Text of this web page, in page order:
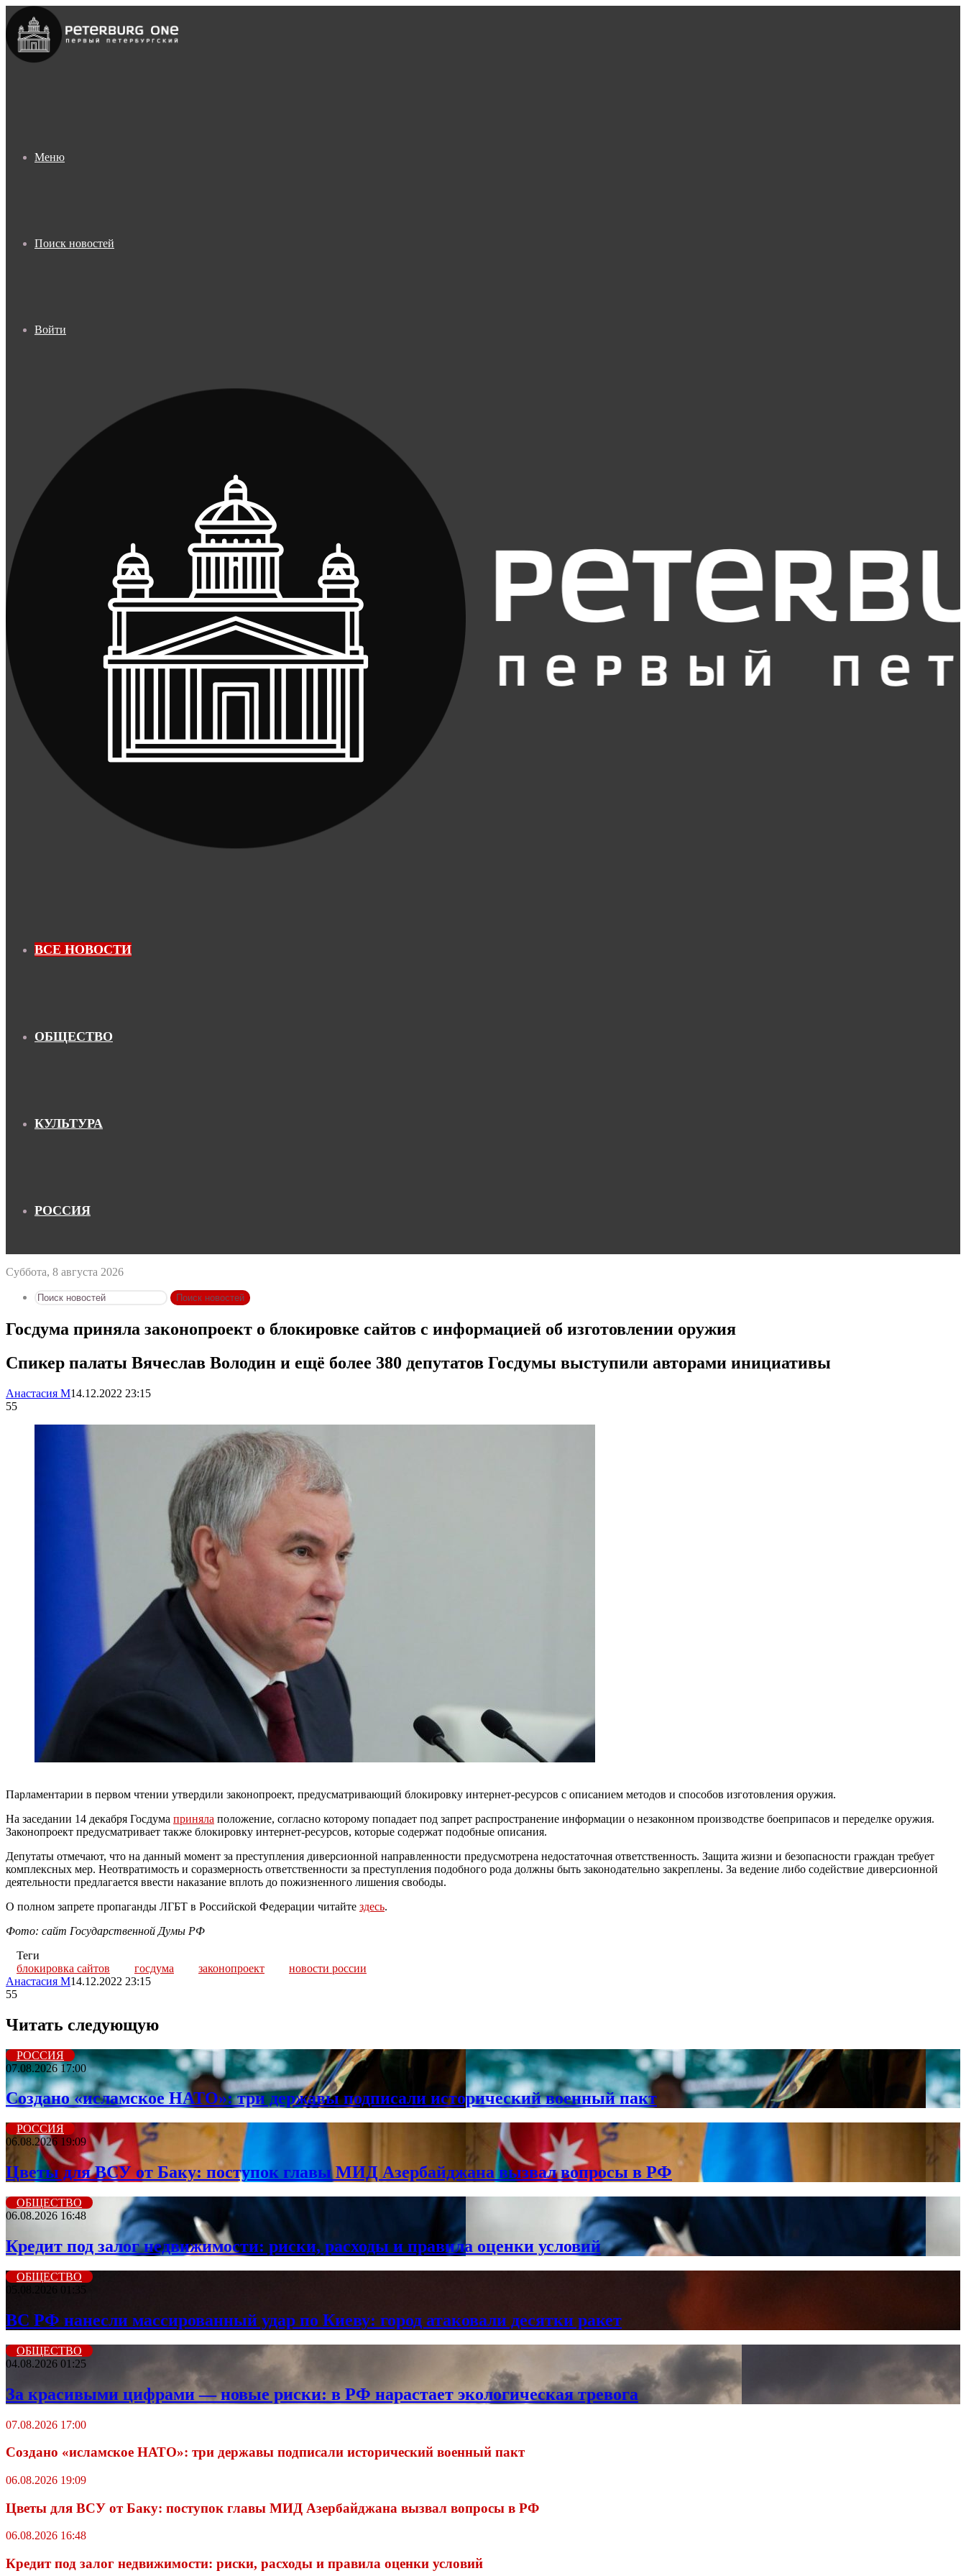
Меню
Поиск новостей
Войти
ВСЕ НОВОСТИ
ОБЩЕСТВО
КУЛЬТУРА
РОССИЯ
Суббота, 8 августа 2026
Поиск новостей
Госдума приняла законопроект о блокировке сайтов с информацией об изготовлении оружия
Спикер палаты Вячеслав Володин и ещё более 380 депутатов Госдумы выступили авторами инициативы
Анастасия М14.12.2022 23:15
55
Парламентарии в первом чтении утвердили законопроект, предусматривающий блокировку интернет-ресурсов с описанием методов и способов изготовления оружия.
На заседании 14 декабря Госдума приняла положение, согласно которому попадает под запрет распространение информации о незаконном производстве боеприпасов и переделке оружия.
Законопроект предусматривает также блокировку интернет-ресурсов, которые содержат подобные описания.
Депутаты отмечают, что на данный момент за преступления диверсионной направленности предусмотрена недостаточная ответственность. Защита жизни и безопасности граждан требует
комплексных мер. Неотвратимость и соразмерность ответственности за преступления подобного рода должны быть законодательно закреплены. За ведение либо содействие диверсионной
деятельности предлагается ввести наказание вплоть до пожизненного лишения свободы.
О полном запрете пропаганды ЛГБТ в Российской Федерации читайте здесь.
Фото: сайт Государственной Думы РФ
Теги
блокировка сайтов
госдума законопроект
новости россии
Анастасия М14.12.2022 23:15
55
Читать следующую
РОССИЯ
07.08.2026 17:00
Создано «исламское НАТО»: три державы подписали исторический военный пакт
РОССИЯ
06.08.2026 19:09
Цветы для ВСУ от Баку: поступок главы МИД Азербайджана вызвал вопросы в РФ
ОБЩЕСТВО
06.08.2026 16:48
Кредит под залог недвижимости: риски, расходы и правила оценки условий
ОБЩЕСТВО
05.08.2026 01:35
ВС РФ нанесли массированный удар по Киеву: город атаковали десятки ракет
ОБЩЕСТВО
04.08.2026 01:25
За красивыми цифрами — новые риски: в РФ нарастает экологическая тревога
07.08.2026 17:00
Создано «исламское НАТО»: три державы подписали исторический военный пакт
06.08.2026 19:09
Цветы для ВСУ от Баку: поступок главы МИД Азербайджана вызвал вопросы в РФ
06.08.2026 16:48
Кредит под залог недвижимости: риски, расходы и правила оценки условий